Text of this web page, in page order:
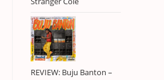
REVIEW: Buju Banton –